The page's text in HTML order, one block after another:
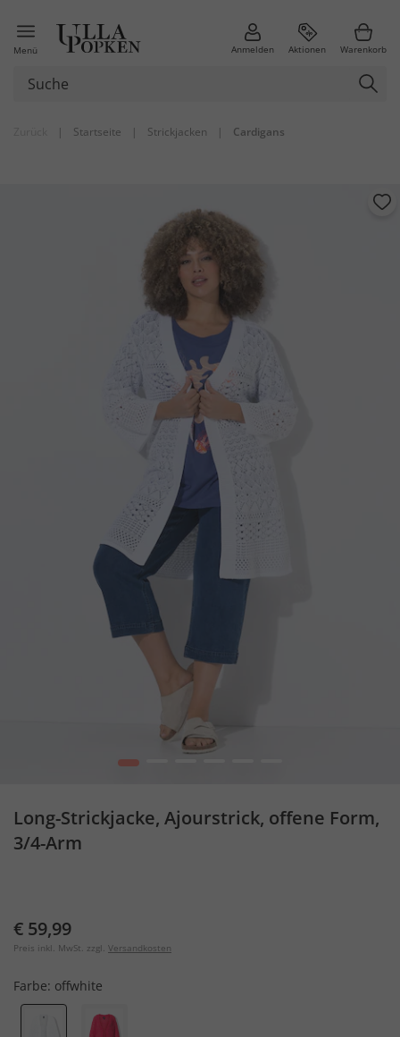
Menü Anmelden Aktionen Warenkorb
| Startseite | Strickjacken | Cardigans
1
Long-Strickjacke, Ajourstrick, offene Form,
3/4-Arm
€ 59,99
Preis inkl. MwSt. zzgl. Versandkosten
Farbe: offwhite